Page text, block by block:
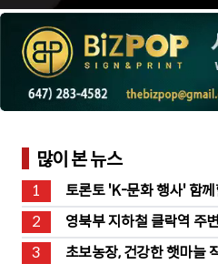
많이 본 뉴스
1
토론토 'K-문화 행사' 함
2
영북부 지하철 클락역 주
트리트 바뀐다”
3
초보농장, 건강한 햇마늘